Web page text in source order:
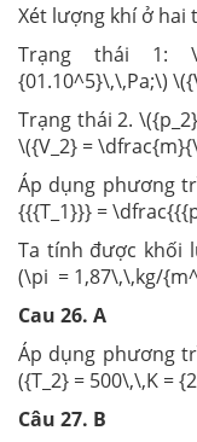
Xét lượng khí ở hai
Trạng thái 1:
{01.10^5}\,\,Pa;\)
Trạng thái 2.
\({V_2} =
Áp dụng phương
{{{T_1}}} =
Ta tính được khối
(\pi = 1,87\,\,kg/
Cau 26. A
Áp dụng phương
({T_2} = 500\,\,K =
Câu 27. B